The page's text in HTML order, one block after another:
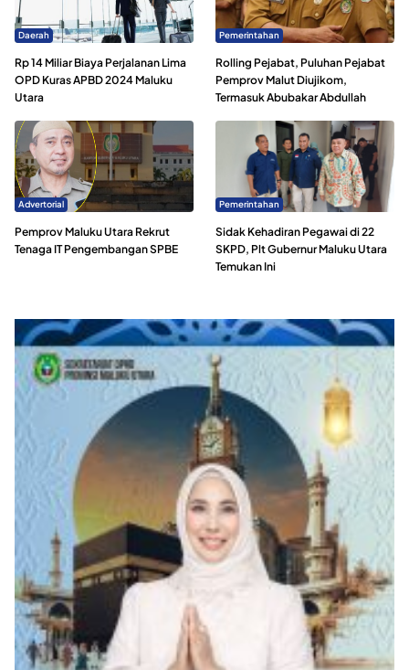
Daerah
Rp 14 Miliar Biaya Perjalanan Lima
OPD Kuras APBD 2024 Maluku
Utara
Pemerintahan
Rolling Pejabat, Puluhan Pejabat
Pemprov Malut Diujikom,
Termasuk Abubakar Abdullah
Advertorial
Pemprov Maluku Utara Rekrut
Tenaga IT Pengembangan SPBE
Pemerintahan
Sidak Kehadiran Pegawai di 22
SKPD, Plt Gubernur Maluku Utara
Temukan Ini